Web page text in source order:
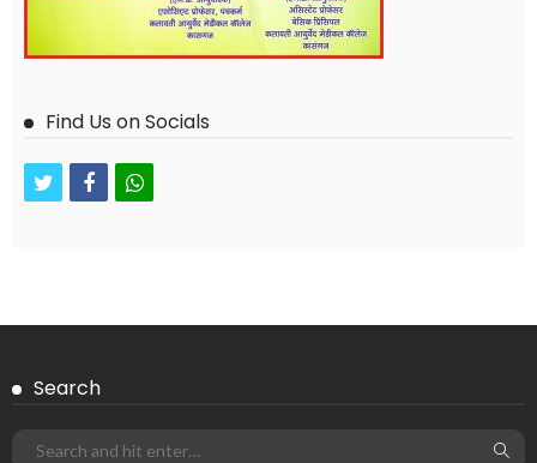
Find Us on Socials
twitterfacebookwhatsapp
Search